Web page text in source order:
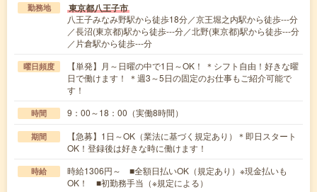
勤務地 東京都八王子市
八王子みなみ野駅から徒歩18分／京王堀之内駅から徒歩---分
／長沼(東京都)駅から徒歩---分／北野(東京都)駅から徒歩---分
／片倉駅から徒歩---分
曜日頻度
【単発】月～日曜の中で1日～OK！ ＊シフト自由！好きな曜
日で働けます！ ＊週3～5日の固定のお仕事もご紹介可能で
す！
時間 9：00～18：00（実働8時間）
期間
【急募】1日～OK（業法に基づく規定あり）＊即日スタート
OK！登録後は好きな時に働けます！
時給
時給1306円～ ■全額日払いOK（規定あり）※現金払いも
OK！ ■初勤務手当（※規定による）